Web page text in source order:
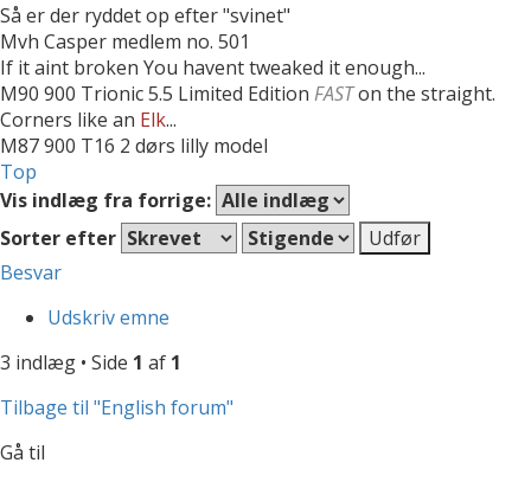
Så er der ryddet op efter "svinet"
Mvh Casper medlem no. 501
If it aint broken You havent tweaked it enough...
M90 900 Trionic 5.5 Limited Edition FASTon the straight.
Corners like an Elk...
M87 900 T16 2 dørs lilly model
Top
Vis indlæg fra forrige:
Sorter efter
Besvar
Udskriv emne
3 indlæg • Side 1 af 1
Tilbage til "English forum"
Gå til